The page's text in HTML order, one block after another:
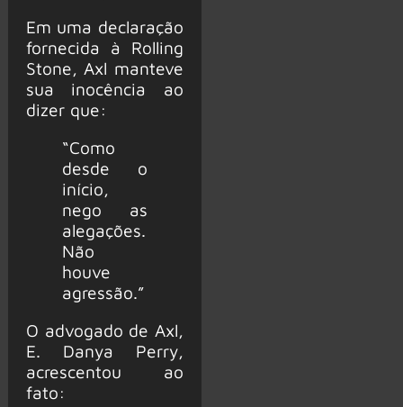
Em uma declaração
fornecida à Rolling
Stone, Axl manteve
sua inocência ao
dizer que:
“Como
desde o
início,
nego as
alegações.
Não
houve
agressão.”
O advogado de Axl,
E. Danya Perry,
acrescentou ao
fato: